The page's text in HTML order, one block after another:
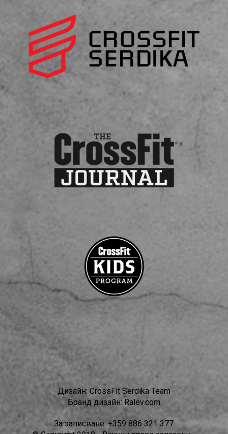
Дизайн: CrossFit Serdika Team
Бранд дизайн: Ralev.com
За записване:+359 886 321 377